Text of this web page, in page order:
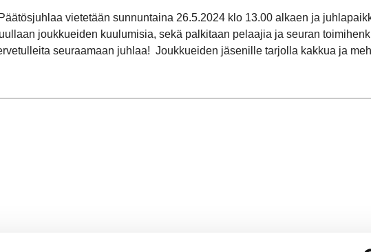
vietetään sunnuntaina 26.5.2024 klo 13.00 alkaen ja
joukkueiden kuulumisia, sekä palkitaan pelaajia ja seuran
seuraamaan juhlaa!⁠ ⁠ Joukkueiden jäsenille tarjolla kakkua ja